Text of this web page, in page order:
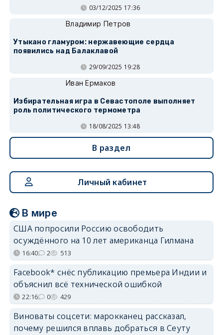
03/12/2025 17:36
Владимир Петров
Утыкано гламуром: нержавеющие сердца
появились над Балаклавой
29/09/2025 19:28
Иван Ермаков
Избирательная игра в Севастополе выполняет
роль политического термометра
18/08/2025 13:48
В раздел
Личный кабинет
В мире
США попросили Россию освободить
осуждённого на 10 лет американца Гилмана
16:40 2 513
Facebook* снёс публикацию премьера Индии и
объяснил всё технической ошибкой
22:16 0 429
Виноваты соцсети: марокканец рассказал,
почему решился вплавь добраться в Сеуту